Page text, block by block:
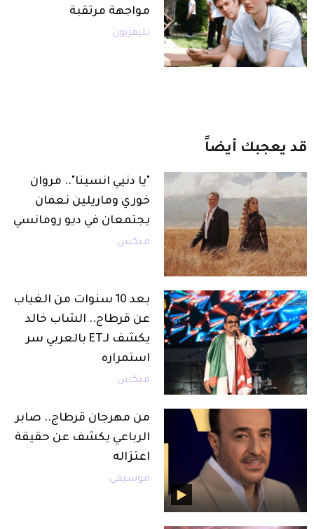
مواجهة مرتقبة
تليفزيون
قد يعجبك أيضاً
"يا دنيي انسينا".. مروان
خوري وماريلين نعمان
يجتمعان في ديو رومانسي
ميكس
بعد 10 سنوات من الغياب
عن قرطاج.. الشاب خالد
يكشف لـET بالعربي سر
استمراره
ميكس
من مهرجان قرطاج.. صابر
الرباعي يكشف عن حقيقة
اعتزاله
موسيقى